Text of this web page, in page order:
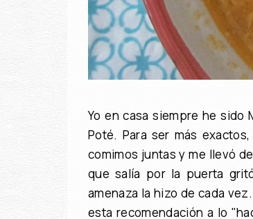
Yo en casa siempre he sido
Poté. Para ser más
comimos juntas y me llevó
que salía por la puerta
amenaza la hizo de cada
esta recomendación a lo